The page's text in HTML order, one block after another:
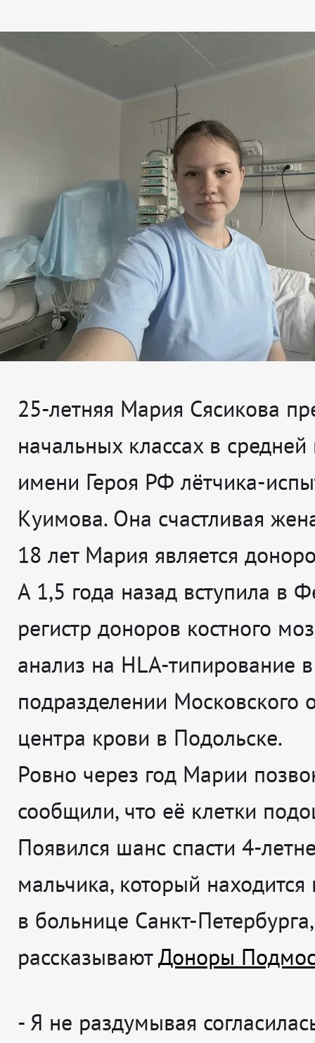
25-летняя Мария Сясикова
начальных классах в
имени Героя РФ лётчика-
Куимова. Она счастливая
18 лет Мария является
А 1,5 года назад вступила в
регистр доноров костного
анализ на НLА-типирование в
подразделении Московского
центра крови в Подольске.
Ровно через год Марии
сообщили, что её клетки
Появился шанс спасти 4-
мальчика, который
в больнице Санкт-Петербурга,
рассказываютДоноры
- Я не раздумывая